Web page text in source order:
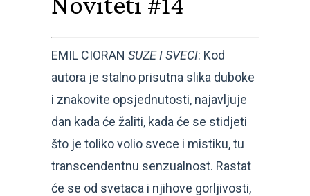
EMIL CIORAN SUZE I SVECI: Kod
autora je stalno prisutna slika duboke
i znakovite opsjednutosti, najavljuje
dan kada će žaliti, kada će se stidjeti
što je toliko volio svece i mistiku, tu
transcendentnu senzualnost. Rastat
će se od svetaca i njihove gorljivosti,